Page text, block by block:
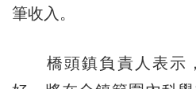
筆收入。
橋頭鎮負責人表示